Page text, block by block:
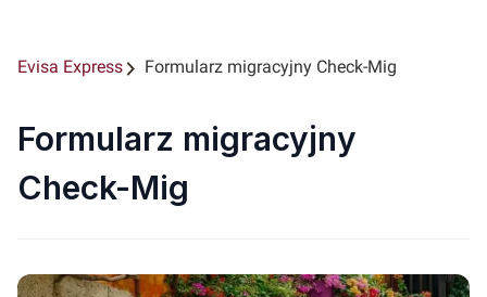
Evisa Express Formularz migracyjny Check-Mig
Formularz migracyjny
Check-Mig